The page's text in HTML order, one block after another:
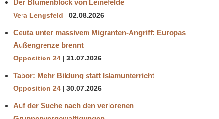
Der Blumenblock von Leinefelde
Vera Lengsfeld 02.08.2026
Ceuta unter massivem Migranten-Angriff: Europas
Außengrenze brennt
Opposition 24 31.07.2026
Tabor: Mehr Bildung statt Islamunterricht
Opposition 24 30.07.2026
Auf der Suche nach den verlorenen